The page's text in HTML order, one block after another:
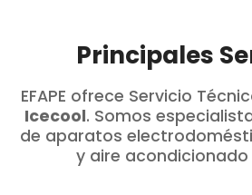
Principales
EFAPE ofrece Servicio
Icecool. Somos
de aparatos
y aire acondicionado